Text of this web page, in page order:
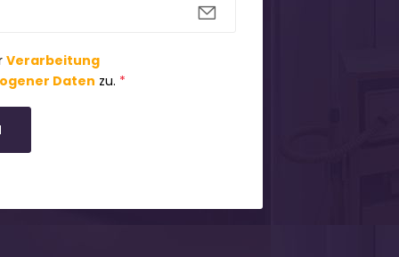
Verarbeitung
Daten zu. *